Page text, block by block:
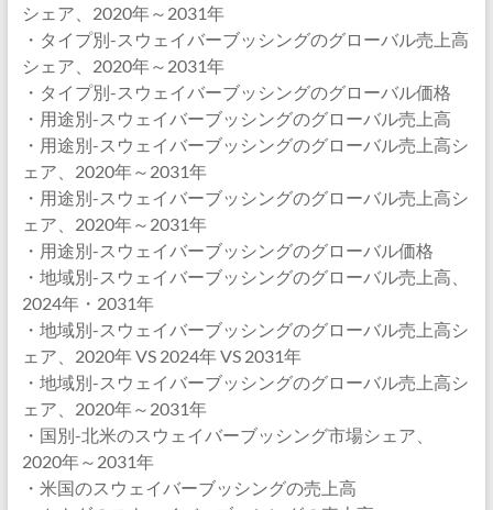
シェア、2020年～2031年
・タイプ別-スウェイバーブッシングのグローバル売上高
シェア、2020年～2031年
・タイプ別-スウェイバーブッシングのグローバル価格
・用途別-スウェイバーブッシングのグローバル売上高
・用途別-スウェイバーブッシングのグローバル売上高シ
ェア、2020年～2031年
・用途別-スウェイバーブッシングのグローバル売上高シ
ェア、2020年～2031年
・用途別-スウェイバーブッシングのグローバル価格
・地域別-スウェイバーブッシングのグローバル売上高、
2024年・2031年
・地域別-スウェイバーブッシングのグローバル売上高シ
ェア、2020年 VS 2024年 VS 2031年
・地域別-スウェイバーブッシングのグローバル売上高シ
ェア、2020年～2031年
・国別-北米のスウェイバーブッシング市場シェア、
2020年～2031年
・米国のスウェイバーブッシングの売上高